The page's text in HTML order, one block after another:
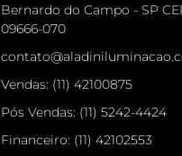
Bernardo do Campo - SP
09666-070
Vendas: (11) 42100875
Pós Vendas: (11) 5242-4424
Financeiro: (11) 42102553